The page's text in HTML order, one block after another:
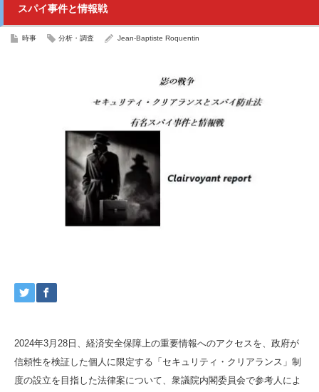
スパイ事件と情報戦
時事 分析・調査 Jean-Baptiste Roquentin
2024年3月28日、経済安全保障上の重要情報へのアクセスを、政府が
信頼性を検証した個人に限定する「セキュリティ・クリアランス」制
度の設立を目指した法律案について、衆議院内閣委員会で参考人によ